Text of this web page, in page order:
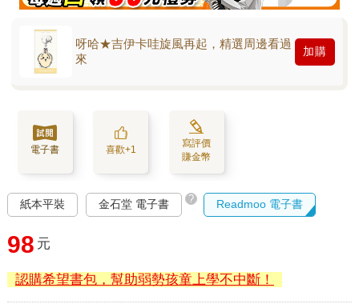
呀哈★吉伊卡哇旋風再起，精選周邊看過
來
加購
電子書 喜歡+1
寫評價
賺金幣
紙本平裝 金石堂 電子書 ? Readmoo 電子書
98 元
認購希望書包，幫助弱勢孩童上學不中斷！